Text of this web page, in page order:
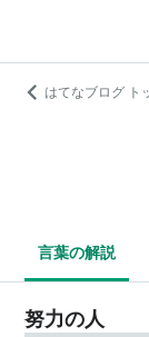
はてなブログ ト
言葉の解説
努力の人